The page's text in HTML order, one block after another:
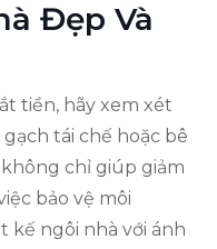
Đẹp Và
tiền, hãy xem xét
tái chế hoặc bê
chỉ giúp giảm
bảo vệ môi
kế ngôi nhà với ánh